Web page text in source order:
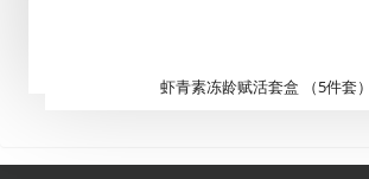
虾青素冻龄赋活套盒 （5件套）